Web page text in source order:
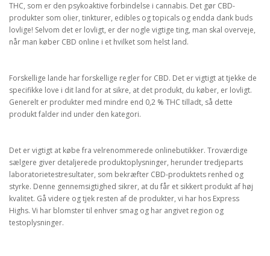
THC, som er den psykoaktive forbindelse i cannabis. Det gør CBD-
produkter som olier, tinkturer, edibles og topicals og endda dank buds
lovlige! Selvom det er lovligt, er der nogle vigtige ting, man skal overveje,
når man køber CBD online i et hvilket som helst land.
Forskellige lande har forskellige regler for CBD. Det er vigtigt at tjekke de
specifikke love i dit land for at sikre, at det produkt, du køber, er lovligt.
Generelt er produkter med mindre end 0,2 % THC tilladt, så dette
produkt falder ind under den kategori.
Det er vigtigt at købe fra velrenommerede onlinebutikker. Troværdige
sælgere giver detaljerede produktoplysninger, herunder tredjeparts
laboratorietestresultater, som bekræfter CBD-produktets renhed og
styrke. Denne gennemsigtighed sikrer, at du får et sikkert produkt af høj
kvalitet. Gå videre og tjek resten af de produkter, vi har hos Express
Highs. Vi har blomster til enhver smag og har angivet region og
testoplysninger.